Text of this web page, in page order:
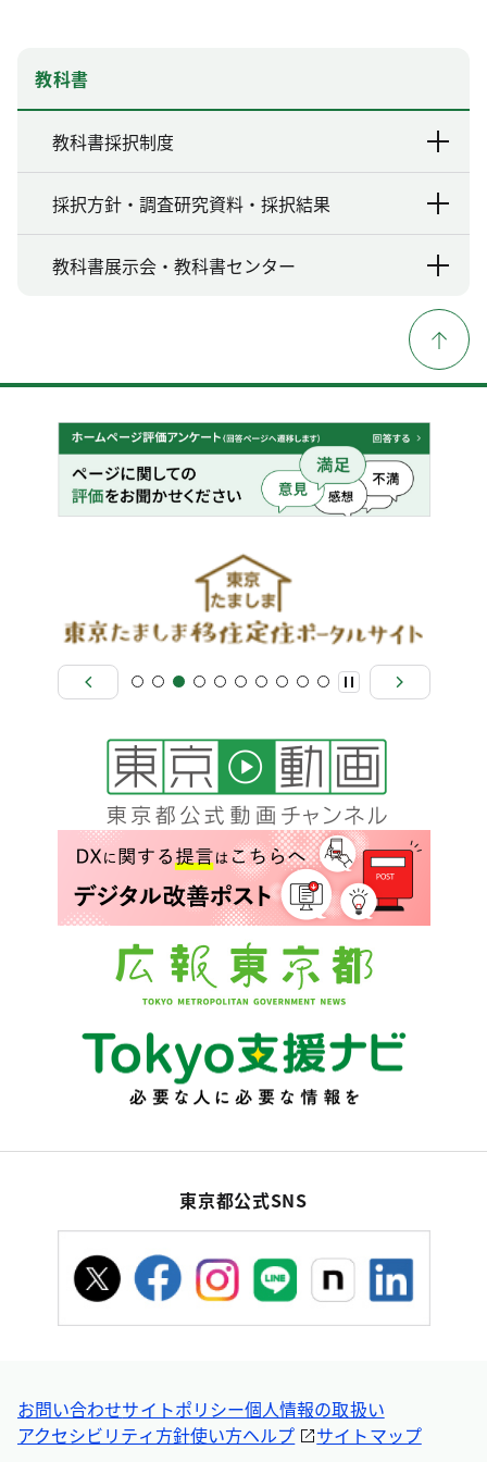
教科書
教科書採択制度
採択方針・調査研究資料・採択結果
教科書展示会・教科書センター
東京都公式SNS
お問い合わせサイトポリシー個人情報の取扱い
アクセシビリティ方針使い方ヘルプ サイトマップ